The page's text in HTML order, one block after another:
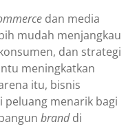
dan media
mudah menjangkau
dan strategi
meningkatkan
itu, bisnis
menarik bagi
branddi